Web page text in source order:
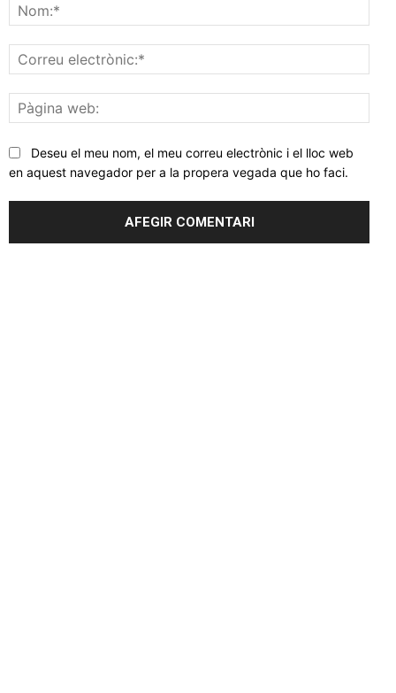
web:
Deseu el meu nom, el meu correu electrònic i el lloc web
en aquest navegador per a la propera vegada que ho faci.